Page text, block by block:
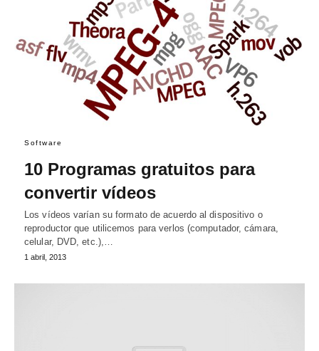
Software
10 Programas gratuitos para
convertir vídeos
Los vídeos varían su formato de acuerdo al dispositivo o
reproductor que utilicemos para verlos (computador, cámara,
celular, DVD, etc.),…
1 abril, 2013